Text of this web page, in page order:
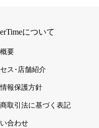
について
要
ス･店舗紹介
報保護方針
取引法に基づく表記
合わせ